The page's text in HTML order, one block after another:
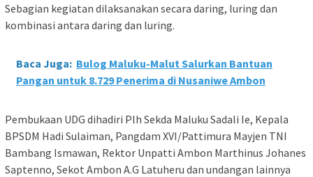
Sebagian kegiatan dilaksanakan secara daring, luring dan
kombinasi antara daring dan luring.
Baca Juga: Bulog Maluku-Malut Salurkan Bantuan
Pangan untuk 8.729 Penerima di Nusaniwe Ambon
Pembukaan UDG dihadiri Plh Sekda Maluku Sadali Ie, Kepala
BPSDM Hadi Sulaiman, Pangdam XVI/Pattimura Mayjen TNI
Bambang Ismawan, Rektor Unpatti Ambon Marthinus Johanes
Saptenno, Sekot Ambon A.G Latuheru dan undangan lainnya